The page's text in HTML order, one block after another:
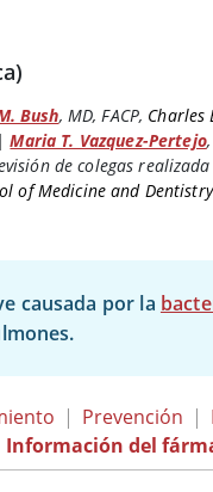
Bush, MD, FACP, Charles
Maria T. Vazquez-Pertejo
de colegas
of Medicine and Dentistry
causada por la
| Prevención |
Información del